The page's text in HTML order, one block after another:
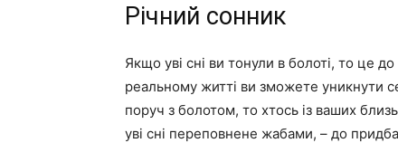
Річний сонник
Якщо уві сні ви тонули в болоті, то це
реальному житті ви зможете уникнути
поруч з болотом, то хтось із ваших
уві сні переповнене жабами, – до